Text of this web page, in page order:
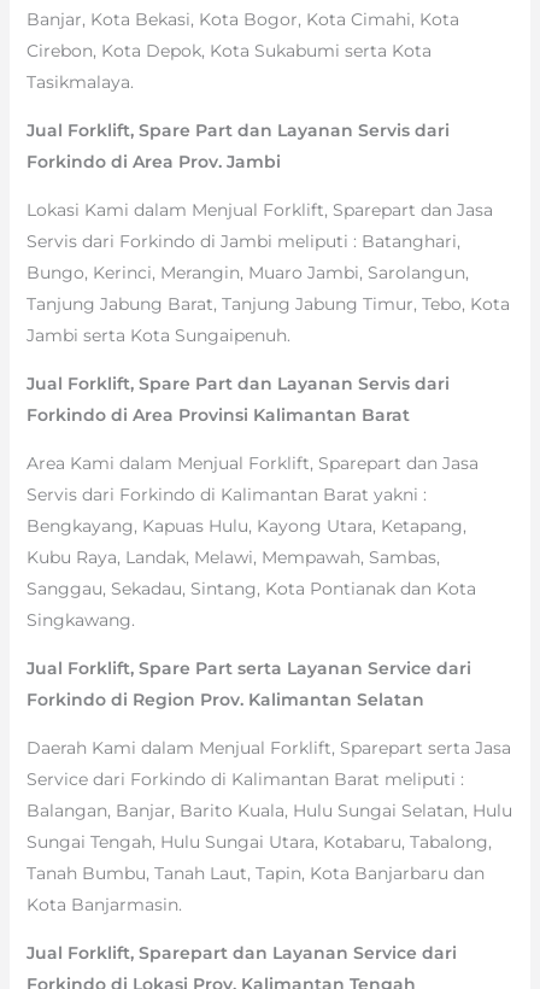
Banjar, Kota Bekasi, Kota Bogor, Kota Cimahi, Kota
Cirebon, Kota Depok, Kota Sukabumi serta Kota
Tasikmalaya.
Jual Forklift, Spare Part dan Layanan Servis dari
Forkindo di Area Prov. Jambi
Lokasi Kami dalam Menjual Forklift, Sparepart dan Jasa
Servis dari Forkindo di Jambi meliputi : Batanghari,
Bungo, Kerinci, Merangin, Muaro Jambi, Sarolangun,
Tanjung Jabung Barat, Tanjung Jabung Timur, Tebo, Kota
Jambi serta Kota Sungaipenuh.
Jual Forklift, Spare Part dan Layanan Servis dari
Forkindo di Area Provinsi Kalimantan Barat
Area Kami dalam Menjual Forklift, Sparepart dan Jasa
Servis dari Forkindo di Kalimantan Barat yakni :
Bengkayang, Kapuas Hulu, Kayong Utara, Ketapang,
Kubu Raya, Landak, Melawi, Mempawah, Sambas,
Sanggau, Sekadau, Sintang, Kota Pontianak dan Kota
Singkawang.
Jual Forklift, Spare Part serta Layanan Service dari
Forkindo di Region Prov. Kalimantan Selatan
Daerah Kami dalam Menjual Forklift, Sparepart serta Jasa
Service dari Forkindo di Kalimantan Barat meliputi :
Balangan, Banjar, Barito Kuala, Hulu Sungai Selatan, Hulu
Sungai Tengah, Hulu Sungai Utara, Kotabaru, Tabalong,
Tanah Bumbu, Tanah Laut, Tapin, Kota Banjarbaru dan
Kota Banjarmasin.
Jual Forklift, Sparepart dan Layanan Service dari
Forkindo di Lokasi Prov. Kalimantan Tengah